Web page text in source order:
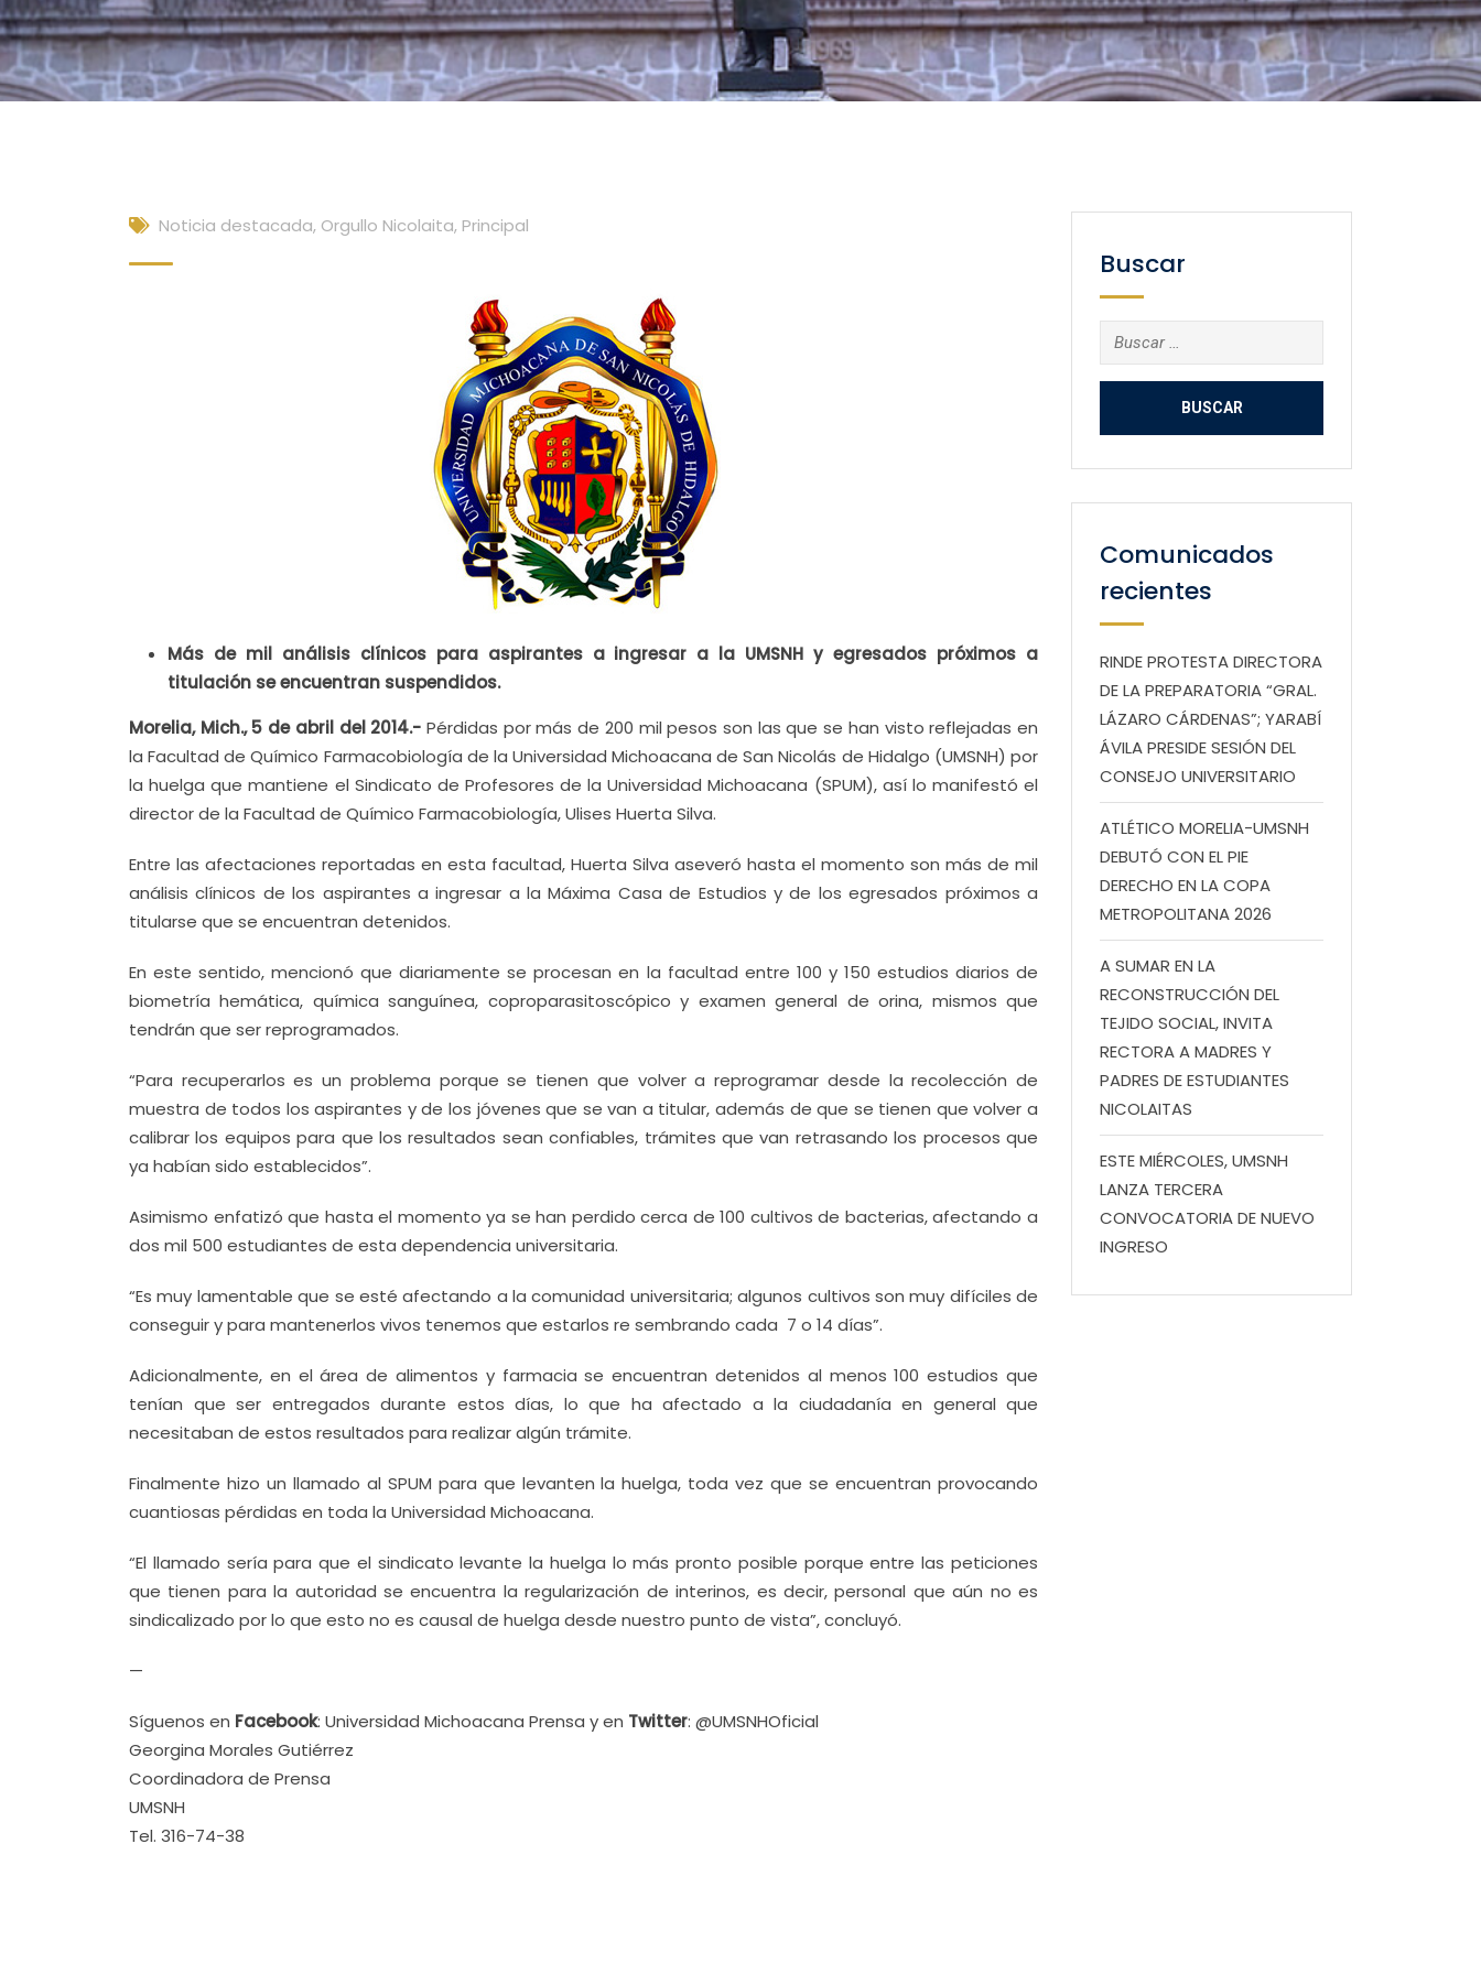
Noticia destacada, Orgullo Nicolaita, Principal
Más de mil análisis clínicos para aspirantes a ingresar a la UMSNH y egresados próximos a
titulación se encuentran suspendidos.
Morelia, Mich., 5 de abril del 2014.- Pérdidas por más de 200 mil pesos son las que se han visto reflejadas en
la Facultad de Químico Farmacobiología de la Universidad Michoacana de San Nicolás de Hidalgo (UMSNH) por
la huelga que mantiene el Sindicato de Profesores de la Universidad Michoacana (SPUM), así lo manifestó el
director de la Facultad de Químico Farmacobiología, Ulises Huerta Silva.
Entre las afectaciones reportadas en esta facultad, Huerta Silva aseveró hasta el momento son más de mil
análisis clínicos de los aspirantes a ingresar a la Máxima Casa de Estudios y de los egresados próximos a
titularse que se encuentran detenidos.
En este sentido, mencionó que diariamente se procesan en la facultad entre 100 y 150 estudios diarios de
biometría hemática, química sanguínea, coproparasitoscópico y examen general de orina, mismos que
tendrán que ser reprogramados.
“Para recuperarlos es un problema porque se tienen que volver a reprogramar desde la recolección de
muestra de todos los aspirantes y de los jóvenes que se van a titular, además de que se tienen que volver a
calibrar los equipos para que los resultados sean confiables, trámites que van retrasando los procesos que
ya habían sido establecidos”.
Asimismo enfatizó que hasta el momento ya se han perdido cerca de 100 cultivos de bacterias, afectando a
dos mil 500 estudiantes de esta dependencia universitaria.
“Es muy lamentable que se esté afectando a la comunidad universitaria; algunos cultivos son muy difíciles de
conseguir y para mantenerlos vivos tenemos que estarlos re sembrando cada 7 o 14 días”.
Adicionalmente, en el área de alimentos y farmacia se encuentran detenidos al menos 100 estudios que
tenían que ser entregados durante estos días, lo que ha afectado a la ciudadanía en general que
necesitaban de estos resultados para realizar algún trámite.
Finalmente hizo un llamado al SPUM para que levanten la huelga, toda vez que se encuentran provocando
cuantiosas pérdidas en toda la Universidad Michoacana.
“El llamado sería para que el sindicato levante la huelga lo más pronto posible porque entre las peticiones
que tienen para la autoridad se encuentra la regularización de interinos, es decir, personal que aún no es
sindicalizado por lo que esto no es causal de huelga desde nuestro punto de vista”, concluyó.
—
Síguenos en Facebook: Universidad Michoacana Prensa y en Twitter: @UMSNHOficial
Georgina Morales Gutiérrez
Coordinadora de Prensa
UMSNH
Tel. 316-74-38
Buscar
Buscar:
Comunicados
recientes
RINDE PROTESTA DIRECTORA
DE LA PREPARATORIA “GRAL.
LÁZARO CÁRDENAS”; YARABÍ
ÁVILA PRESIDE SESIÓN DEL
CONSEJO UNIVERSITARIO
ATLÉTICO MORELIA-UMSNH
DEBUTÓ CON EL PIE
DERECHO EN LA COPA
METROPOLITANA 2026
A SUMAR EN LA
RECONSTRUCCIÓN DEL
TEJIDO SOCIAL, INVITA
RECTORA A MADRES Y
PADRES DE ESTUDIANTES
NICOLAITAS
ESTE MIÉRCOLES, UMSNH
LANZA TERCERA
CONVOCATORIA DE NUEVO
INGRESO